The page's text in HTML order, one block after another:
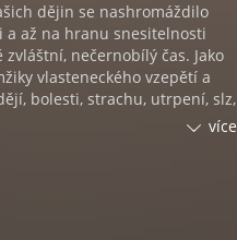
dějin se nashromáždilo
až na hranu snesitelnosti
nečernobílý čas. Jako
vlasteneckého vzepětí a
bolesti, strachu, utrpení, slz,
k tomuto, už XXI. svazku
více